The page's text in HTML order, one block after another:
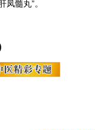
髓丸”。